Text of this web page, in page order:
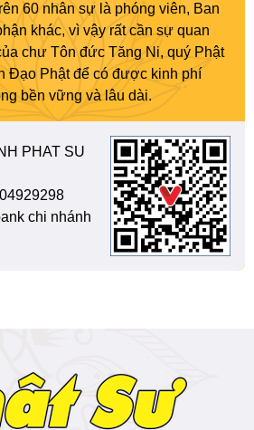
60 nhân sự là phóng viên, Ban
khác, vì vậy rất cần sự quan
chư Tôn đức Tăng Ni, quý Phật
Đạo Phật để có được kinh phí
bền vững và lâu dài.
PHAT SU
chi nhánh